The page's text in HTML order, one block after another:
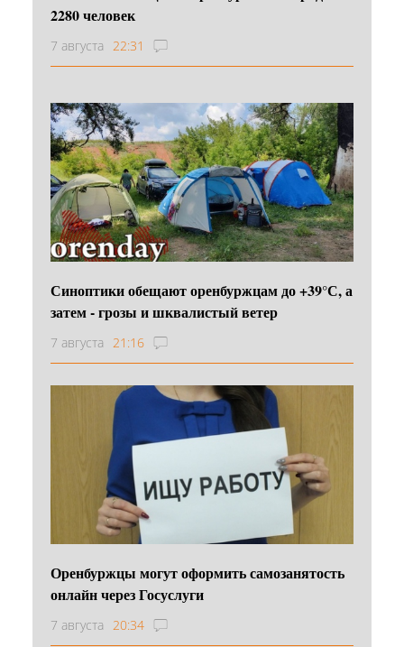
2280 человек
7 августа 22:31
Синоптики обещают оренбуржцам до +39°С, а
затем - грозы и шквалистый ветер
7 августа 21:16
Оренбуржцы могут оформить самозанятость
онлайн через Госуслуги
7 августа 20:34